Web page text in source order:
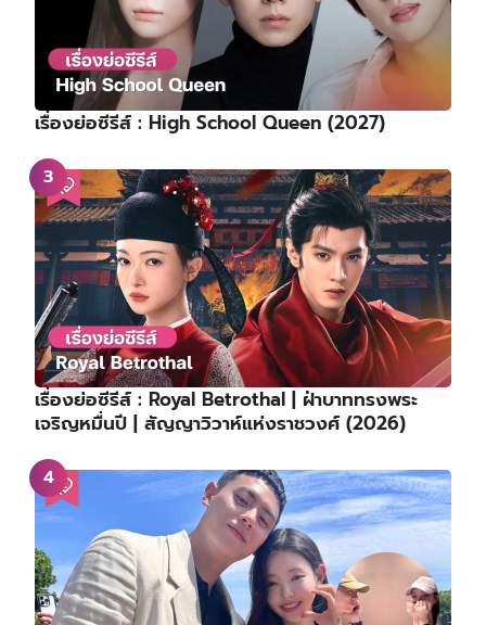
เรื่องย่อซีรีส์ : High School Queen (2027)
เรื่องย่อซีรีส์ : Royal Betrothal | ฝ่าบาททรงพระ
เจริญหมื่นปี | สัญญาวิวาห์แห่งราชวงศ์ (2026)